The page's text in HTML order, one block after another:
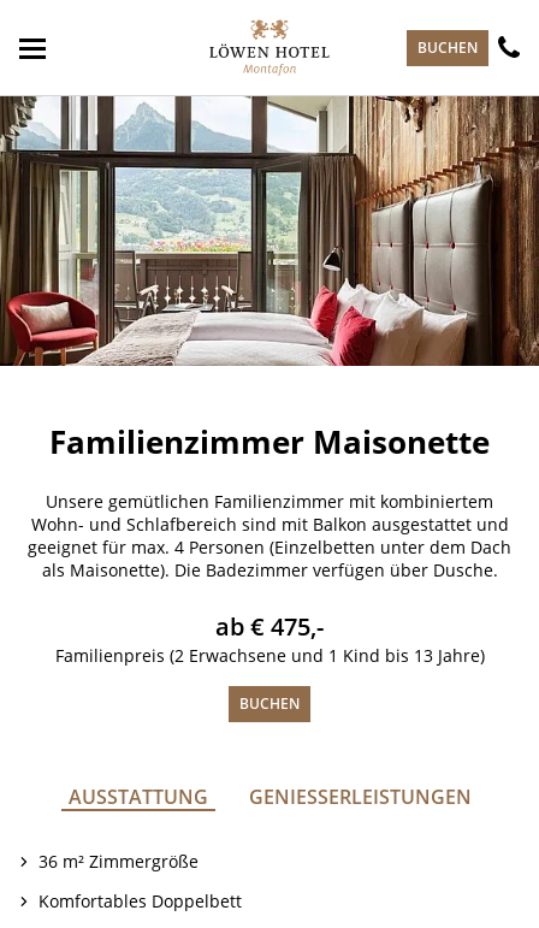
BUCHEN
Familienzimmer Maisonette
Unsere gemütlichen Familienzimmer mit kombiniertem
Wohn- und Schlafbereich sind mit Balkon ausgestattet und
geeignet für max. 4 Personen (Einzelbetten unter dem Dach
als Maisonette). Die Badezimmer verfügen über Dusche.
ab € 475,-
Familienpreis (2 Erwachsene und 1 Kind bis 13 Jahre)
BUCHEN
AUSSTATTUNG GENIESSERLEISTUNGEN
36 m² Zimmergröße
Komfortables Doppelbett